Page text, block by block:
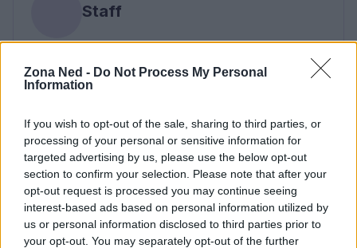
Zona Ned - Do Not Process My Personal
Information
If you wish to opt-out of the sale, sharing to third parties, or
processing of your personal or sensitive information for
targeted advertising by us, please use the below opt-out
section to confirm your selection. Please note that after your
opt-out request is processed you may continue seeing
interest-based ads based on personal information utilized by
us or personal information disclosed to third parties prior to
your opt-out. You may separately opt-out of the further
Staff